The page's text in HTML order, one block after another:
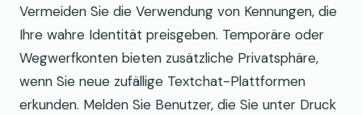
Vermeiden Sie die Verwendung von Kennungen, die
Ihre wahre Identität preisgeben. Temporäre oder
Wegwerfkonten bieten zusätzliche Privatsphäre,
wenn Sie neue zufällige Textchat-Plattformen
erkunden. Melden Sie Benutzer, die Sie unter Druck